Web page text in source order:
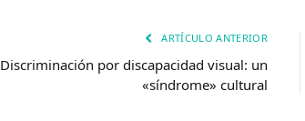
ARTÍCULO ANTERIOR
Discriminación por discapacidad visual: un
«síndrome» cultural